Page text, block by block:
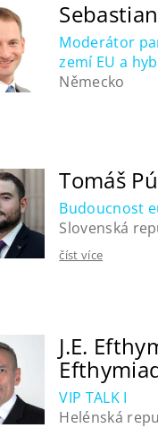
Moderátor
zemí EU a
Německo
Tomáš
Budoucnost
Slovenská
číst více
J.E.
VIP TALK I
Helénská